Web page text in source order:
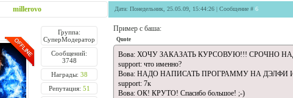
millerovo Дата: Понедельник, 25.05.09, 15:44:26 | Сообщение # 6
Группа:
СуперМодератор
Сообщений:
3748
Награды: 38
Репутация: 51
Пример c баша:
Quote
Вова: ХОЧУ ЗАКАЗАТЬ КУРСОВУЮ!!! СРОЧНО
support: что именно?
Вова: НАДО НАПИСАТЬ ПРОГРАММУ НА ДЭЛФИ
support: 7к
Вова: ОК! КРУТО! Спасибо большое! ;-)